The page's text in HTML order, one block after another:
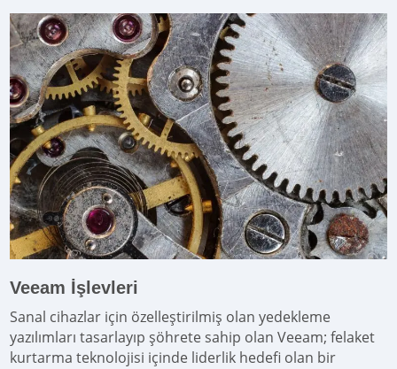
Veeam İşlevleri
Sanal cihazlar için özelleştirilmiş olan yedekleme
yazılımları tasarlayıp şöhrete sahip olan Veeam; felaket
kurtarma teknolojisi içinde liderlik hedefi olan bir